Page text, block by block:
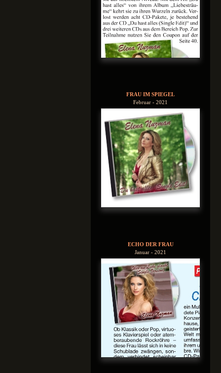
FRAU IM SPIEGEL
Februar - 2021
ECHO DER FRAU
Januar - 2021